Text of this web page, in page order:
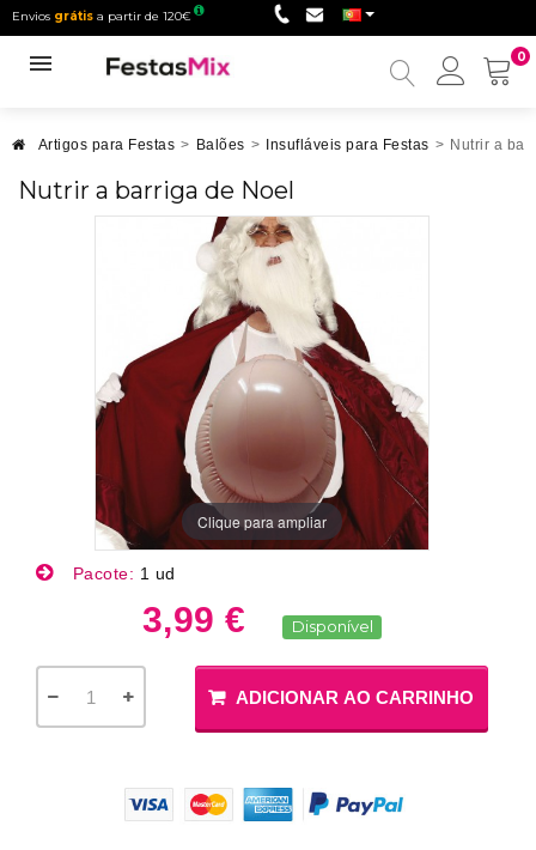
Envios grátis a partir de 120€
0
Minha
Artigos para Festas > Balões > Insufláveis para Festas > Nutrir a
Nutrir a barriga de Noel
Clique para ampliar
Pacote: 1 ud
3,99 € Disponível
ADICIONAR AO CARRINHO